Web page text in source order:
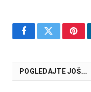
FacebookTwitter
POGLEDAJTE JOŠ...